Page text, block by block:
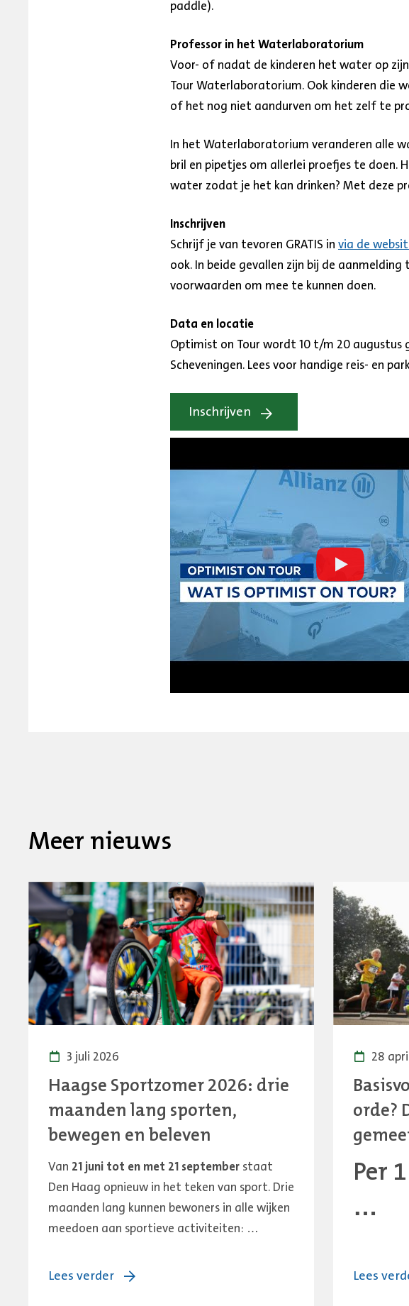
paddle).
Professor in het Waterlaboratorium
Voor- of nadat de kinderen het water op
Tour Waterlaboratorium. Ook kinderen die
of het nog niet aandurven om het zelf te
In het Waterlaboratorium veranderen alle
bril en pipetjes om allerlei proefjes te doen.
water zodat je het kan drinken? Met deze
Inschrijven
Schrijf je van tevoren GRATIS in via de
ook. In beide gevallen zijn bij de
voorwaarden om mee te kunnen doen.
Data en locatie
Optimist on Tour wordt 10 t/m 20 augustus
Scheveningen. Lees voor handige reis- en
Inschrijven opent
in
tabblad
Meer nieuws
3 juli 2026
Haagse Sportzomer 2026: drie
maanden lang sporten,
bewegen en beleven
Van 21 juni tot en met 21 september staat
Den Haag opnieuw in het teken van sport. Drie
maanden lang kunnen bewoners in alle wijken
meedoen aan sportieve activiteiten: …
Lees verder over:
28
orde?
Per
…
Lees